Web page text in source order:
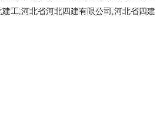
工,河北省河北四建有限公司,河北省四建